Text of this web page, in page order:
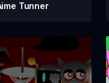
Tunner